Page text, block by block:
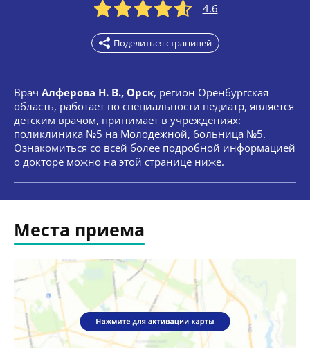
4.6
Поделиться страницей
Врач Алферова Н. В., Орск, регион Оренбургская
область, работает по специальности педиатр, является
детским врачом, принимает в учреждениях:
поликлиника №5 на Молодежной, больница №5.
Ознакомиться со всей более подробной информацией
о докторе можно на этой странице ниже.
Места приема